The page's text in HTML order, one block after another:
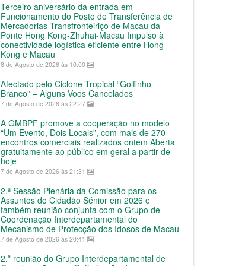
Terceiro aniversário da entrada em
Funcionamento do Posto de Transferência de
Mercadorias Transfronteiriço de Macau da
Ponte Hong Kong-Zhuhai-Macau Impulso à
conectividade logística eficiente entre Hong
Kong e Macau
8 de Agosto de 2026 às 10:00
Afectado pelo Ciclone Tropical “Golfinho
Branco” – Alguns Voos Cancelados
7 de Agosto de 2026 às 22:27
A GMBPF promove a cooperação no modelo
“Um Evento, Dois Locais”, com mais de 270
encontros comerciais realizados ontem Aberta
gratuitamente ao público em geral a partir de
hoje
7 de Agosto de 2026 às 21:31
2.ª Sessão Plenária da Comissão para os
Assuntos do Cidadão Sénior em 2026 e
também reunião conjunta com o Grupo de
Coordenação Interdepartamental do
Mecanismo de Protecção dos Idosos de Macau
7 de Agosto de 2026 às 20:41
2.ª reunião do Grupo Interdepartamental de